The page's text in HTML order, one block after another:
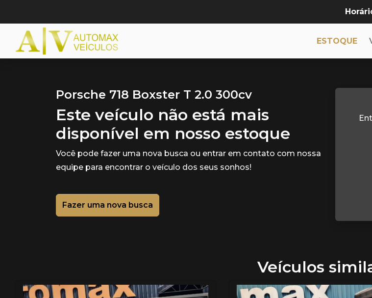
ESTOQUE
Porsche 718 Boxster T 2.0 300cv
Este veículo não está mais
disponível em nosso estoque
Você pode fazer uma nova busca ou entrar em contato com nossa
equipe para encontrar o veículo dos seus sonhos!
Fazer uma nova busca
Veículos